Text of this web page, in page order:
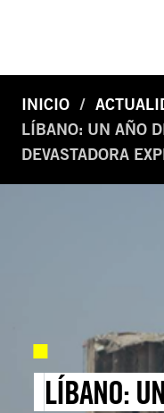
INICIO
LÍBANO: UN AÑO
DEVASTADORA
LÍBANO: